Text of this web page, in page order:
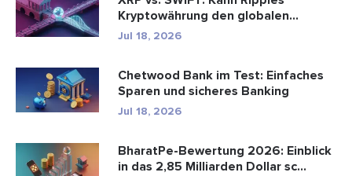
Kryptowährung den globalen
Zahlungsve...
Jul 18, 2026
Chetwood Bank im Test: Einfaches
Sparen und sicheres Banking
Jul 18, 2026
BharatPe-Bewertung 2026: Einblick
in das 2,85 Milliarden Dollar sc...